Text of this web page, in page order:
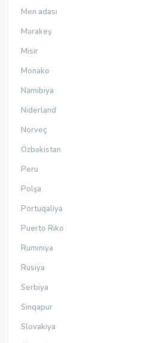
Men adası
Mərakeş
Misir
Monako
Namibiya
Niderland
Norveç
Özbəkistan
Peru
Polşa
Portuqaliya
Puerto Riko
Rumıniya
Rusiya
Serbiya
Sinqapur
Slovakiya